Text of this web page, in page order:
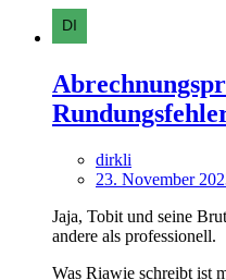
dirkli
23. November
Jaja, Tobit und seine
andere als professionell.
Was Riawie schreibt ist